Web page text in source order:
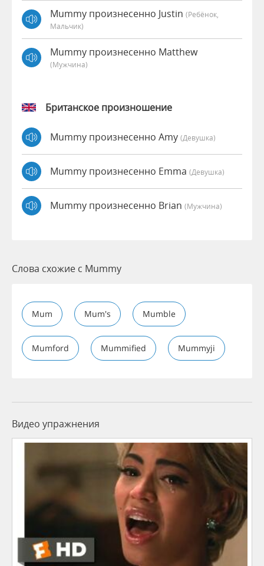
Mummy произнесенно Justin (Ребёнок,
Мальчик)
Mummy произнесенно Matthew
(мужчина)
Британское произношение
Mummy произнесенно Amy (девушка)
Mummy произнесенно Emma (девушка)
Mummy произнесенно Brian (мужчина)
Слова схожие с Mummy
Mum Mum's Mumble
Mumford Mummified Mummyji
Видео упражнения